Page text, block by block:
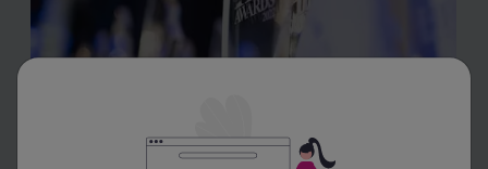
İnsan Kaynakları Ödülleri 2025-